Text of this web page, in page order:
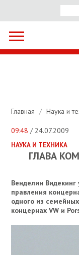
Главная / Наука и
09:48 / 24.07.2009
НАУКА И ТЕХНИКА
ГЛАВА
Венделин Видекинг
правления
одного из
концернах VW и